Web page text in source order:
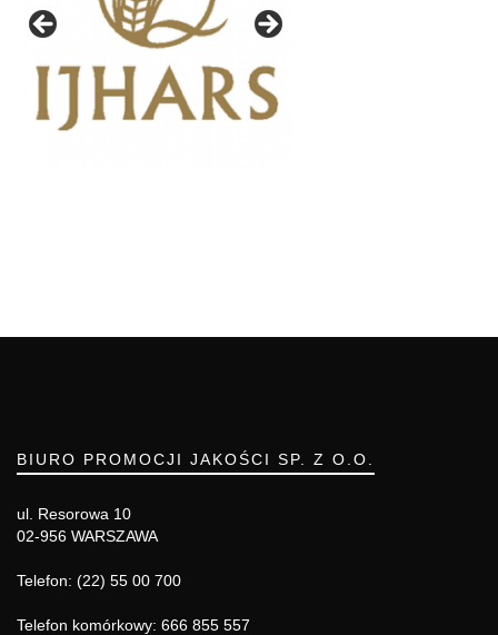
BIURO PROMOCJI JAKOŚCI SP. Z O.O.
ul. Resorowa 10
02-956 WARSZAWA
Telefon: (22) 55 00 700
Telefon komórkowy: 666 855 557